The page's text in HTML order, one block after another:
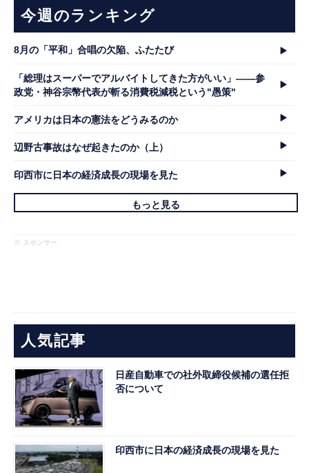
今週のランキング
8月の「平和」合唱の欠陥、ふたたび
「総理はスーパーでアルバイトしてきた方がいい」――参
政党・神谷宗幣代表が斬る消費税減税という"愚策"
アメリカは日本の憲法をどうみるのか
辺野古事故はなぜ起きたのか（上）
印西市に日本の経済成長の現場を見た
もっと見る
※ スポンサー
人気記事
日産自動車での社外取締役候補の選任拒
否について
印西市に日本の経済成長の現場を見た